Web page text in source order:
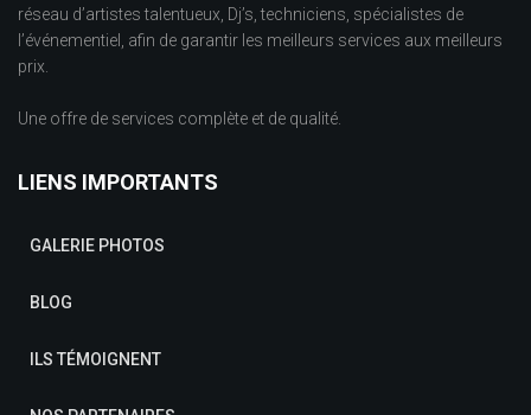
réseau d’artistes talentueux, Dj’s, techniciens, spécialistes de
l’événementiel, afin de garantir les meilleurs services aux meilleurs
prix.
Une offre de services complète et de qualité.
LIENS IMPORTANTS
GALERIE PHOTOS
BLOG
ILS TÉMOIGNENT